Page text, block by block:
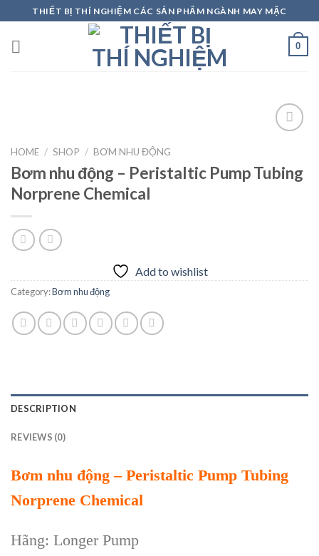
to
content
THIẾT BỊ THÍ NGHIỆM CÁC SẢN PHẨM NGÀNH MAY MẶC
0
Add to
wishlist
HOME / SHOP / BƠM NHU ĐỘNG
Bơm nhu động – Peristaltic Pump Tubing
Norprene Chemical
Add to wishlist
Category:Bơm nhu động
DESCRIPTION
REVIEWS (0)
Bơm nhu động – Peristaltic Pump Tubing
Norprene Chemical
Hãng: Longer Pump